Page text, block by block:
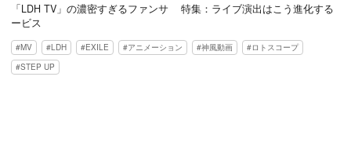
「LDH TV」の濃密すぎるファンサ
ービス
特集：ライブ演出はこう進化する
MV LDH EXILE アニメーション 神風動画
ロトスコープ
STEP UP